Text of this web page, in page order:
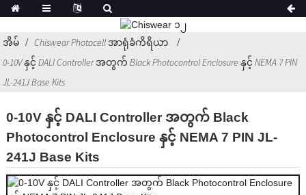
အိမ်
Chiswear Photocell အာရုံခံကိရိယာ
0-10V နှင့် DALI Controller အတွက် Black Photocontrol Enclosure နှင့် NEMA 7 PIN
JL-241J Base Kits
0-10V နှင့် DALI Controller အတွက် Black
Photocontrol Enclosure နှင့် NEMA 7 PIN JL-
241J Base Kits